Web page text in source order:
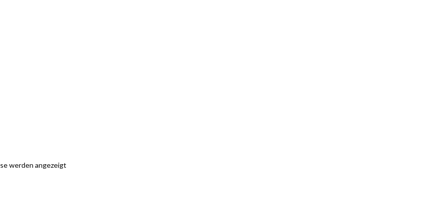
werden angezeigt